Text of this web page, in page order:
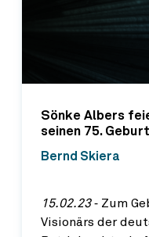
Sönke Albers
seinen 75.
Bernd Skiera
15.02.23‐ Zum
Visionärs der